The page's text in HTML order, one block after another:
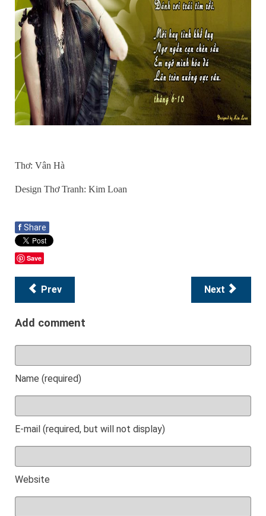
Thơ: Vân Hà
Design Thơ Tranh: Kim Loan
f Share
Save
Prev Next
Add comment
Name (required)
E-mail (required, but will not display)
Website